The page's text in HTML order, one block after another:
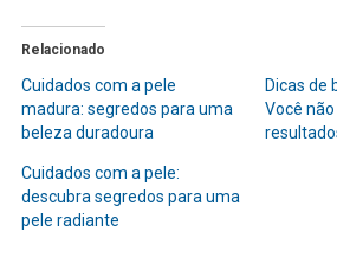
Relacionado
Cuidados com a pele
madura: segredos para uma
beleza duradoura
Dicas de
Você
Cuidados com a pele:
descubra segredos para uma
pele radiante